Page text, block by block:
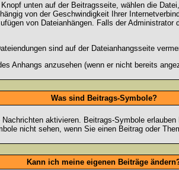
unten auf der Beitragsseite, wählen die
von der Geschwindigkeit Ihrer
von Dateianhängen. Falls der
sind auf der Dateianhangsseite
Anhangs anzusehen (wenn er nicht bereits
Was sind Beitrags-Symbole?
aktivieren. Beitrags-Symbole
nicht sehen, wenn Sie einen Beitrag oder
Kann ich meine eigenen Beiträge